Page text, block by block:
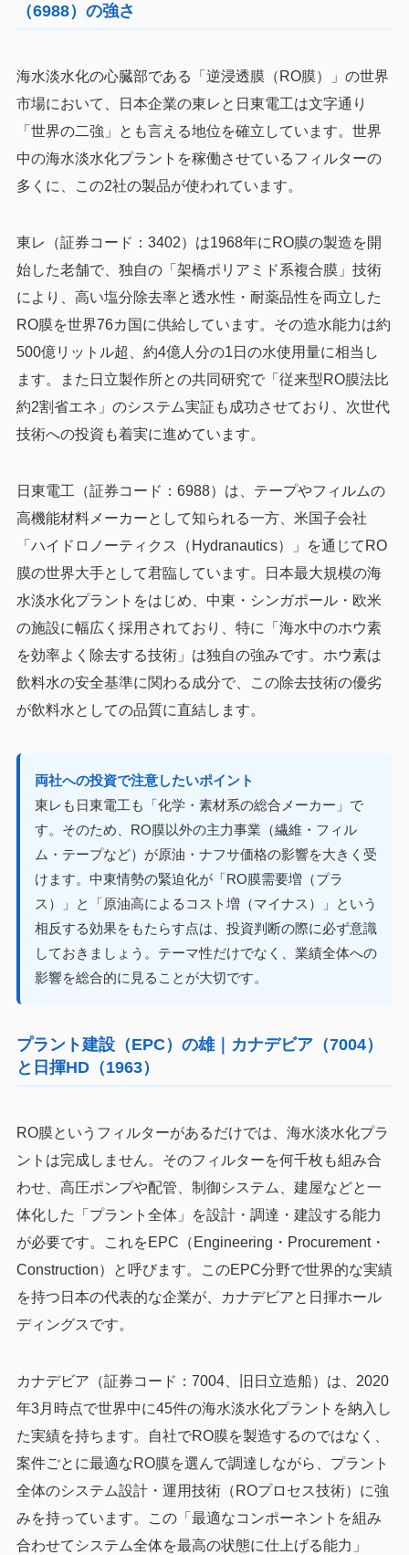
（6988）の強さ
海水淡水化の心臓部である「逆浸透膜（RO膜）」の世界
市場において、日本企業の東レと日東電工は文字通り
「世界の二強」とも言える地位を確立しています。世界
中の海水淡水化プラントを稼働させているフィルターの
多くに、この2社の製品が使われています。
東レ（証券コード：3402）は1968年にRO膜の製造を開
始した老舗で、独自の「架橋ポリアミド系複合膜」技術
により、高い塩分除去率と透水性・耐薬品性を両立した
RO膜を世界76カ国に供給しています。その造水能力は約
500億リットル超、約4億人分の1日の水使用量に相当し
ます。また日立製作所との共同研究で「従来型RO膜法比
約2割省エネ」のシステム実証も成功させており、次世代
技術への投資も着実に進めています。
日東電工（証券コード：6988）は、テープやフィルムの
高機能材料メーカーとして知られる一方、米国子会社
「ハイドロノーティクス（Hydranautics）」を通じてRO
膜の世界大手として君臨しています。日本最大規模の海
水淡水化プラントをはじめ、中東・シンガポール・欧米
の施設に幅広く採用されており、特に「海水中のホウ素
を効率よく除去する技術」は独自の強みです。ホウ素は
飲料水の安全基準に関わる成分で、この除去技術の優劣
が飲料水としての品質に直結します。
両社への投資で注意したいポイント
東レも日東電工も「化学・素材系の総合メーカー」で
す。そのため、RO膜以外の主力事業（繊維・フィル
ム・テープなど）が原油・ナフサ価格の影響を大きく受
けます。中東情勢の緊迫化が「RO膜需要増（プラ
ス）」と「原油高によるコスト増（マイナス）」という
相反する効果をもたらす点は、投資判断の際に必ず意識
しておきましょう。テーマ性だけでなく、業績全体への
影響を総合的に見ることが大切です。
プラント建設（EPC）の雄｜カナデビア（7004）
と日揮HD（1963）
RO膜というフィルターがあるだけでは、海水淡水化プラ
ントは完成しません。そのフィルターを何千枚も組み合
わせ、高圧ポンプや配管、制御システム、建屋などと一
体化した「プラント全体」を設計・調達・建設する能力
が必要です。これをEPC（Engineering・Procurement・
Construction）と呼びます。このEPC分野で世界的な実績
を持つ日本の代表的な企業が、カナデビアと日揮ホール
ディングスです。
カナデビア（証券コード：7004、旧日立造船）は、2020
年3月時点で世界中に45件の海水淡水化プラントを納入し
た実績を持ちます。自社でRO膜を製造するのではなく、
案件ごとに最適なRO膜を選んで調達しながら、プラント
全体のシステム設計・運用技術（ROプロセス技術）に強
みを持っています。この「最適なコンポーネントを組み
合わせてシステム全体を最高の状態に仕上げる能力」